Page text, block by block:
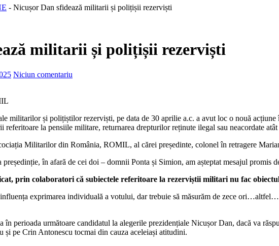
- Nicușor Dan sfidează militarii și polițișii rezerviști
militarii și polițișii rezerviști
Niciun comentariu
militarilor și polițiștilor rezerviști, pe data de 30 aprilie a.c. a avut loc o nouă
referitoare la pensiile militare, returnarea drepturilor reținute ilegal sau neacordate
Militarilor din România, ROMIL, al cărei președinte, colonel în retragere
în afară de cei doi – domnii Ponta și Simion, am așteptat mesajul promis
prin colaboratori că subiectele referitoare la rezerviștii militari nu fac
exprimarea individuală a votului, dar trebuie să măsurăm de zece
în perioada următoare candidatul la alegerile prezidențiale Nicușor Dan, dacă va
și pe Crin Antonescu tocmai din cauza aceleiași atitudini.